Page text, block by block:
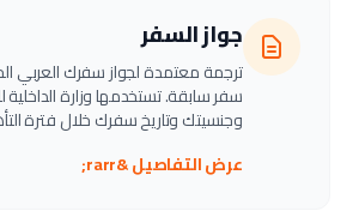
جواز السفر
ترجمة معتمدة لجواز سفرك العربي
سفر سابقة. تستخدمها وزارة
وجنسيتك وتاريخ سفرك خلال فترة
عرض التفاصيل &rarr;